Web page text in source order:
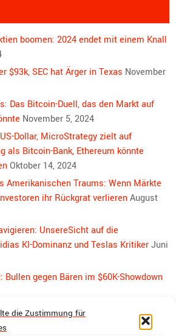
die Zustimmung für
boomen: 2024 endet mit einem Knall
$93k, SEC hat Ärger in Texas November
Das Bitcoin-Duell, das den Markt auf
November 5, 2024
Dollar, MicroStrategy zielt auf
als Bitcoin-Bank, Ethereum könnte
Oktober 14, 2024
Amerikanischen Traums: Wenn Märkte
ihr Rückgrat verlieren August
UnsereSicht auf die
KI-Dominanz und Teslas Kritiker Juni
Bullen gegen Bären im $60K-Showdown
Wieder eine Achterbahnwoche